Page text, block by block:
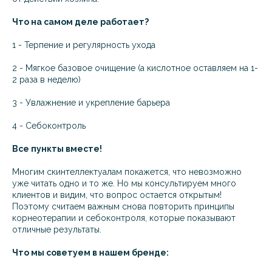
Что на самом деле работает?
1 - Терпение и регулярность ухода
2 - Мягкое базовое очищение (а кислотное оставляем на 1-
2 раза в неделю)
3 - Увлажнение и укрепление барьера
4 - Себоконтроль
Все пункты вместе!
Многим скинтеллектуалам покажется, что невозможно
уже читать одно и то же. Но мы консультируем много
клиентов и видим, что вопрос остается открытым!
Поэтому считаем важным снова повторить принципы
корнеотерапии и себоконтроля, которые показывают
отличные результаты.
Что мы советуем в нашем бренде: